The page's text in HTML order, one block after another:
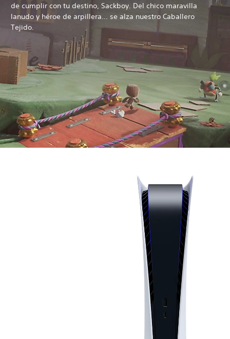
de cumplir con tu destino, Sackboy. Del chico maravilla
lanudo y héroe de arpillera... se alza nuestro Caballero
Tejido.